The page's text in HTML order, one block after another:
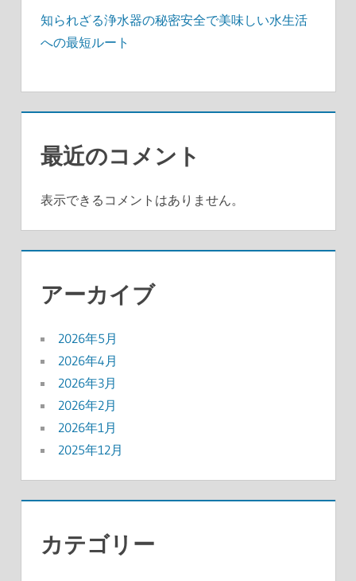
知られざる浄水器の秘密安全で美味しい水生活
への最短ルート
最近のコメント
表示できるコメントはありません。
アーカイブ
2026年5月
2026年4月
2026年3月
2026年2月
2026年1月
2025年12月
カテゴリー